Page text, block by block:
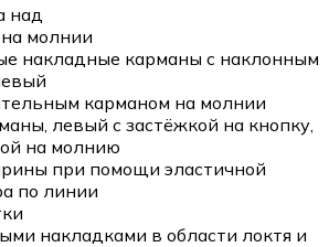
над
молнии
накладные карманы с наклонным
карманом на молнии
левый с застёжкой на кнопку,
на молнию
при помощи эластичной
по линии
накладками в области локтя и